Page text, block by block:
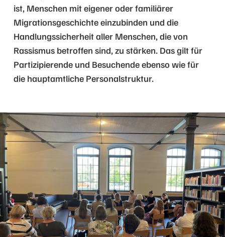
ist, Menschen mit eigener oder familiärer
Migrationsgeschichte einzubinden und die
Handlungssicherheit aller Menschen, die von
Rassismus betroffen sind, zu stärken. Das gilt für
Partizipierende und Besuchende ebenso wie für
die hauptamtliche Personalstruktur.